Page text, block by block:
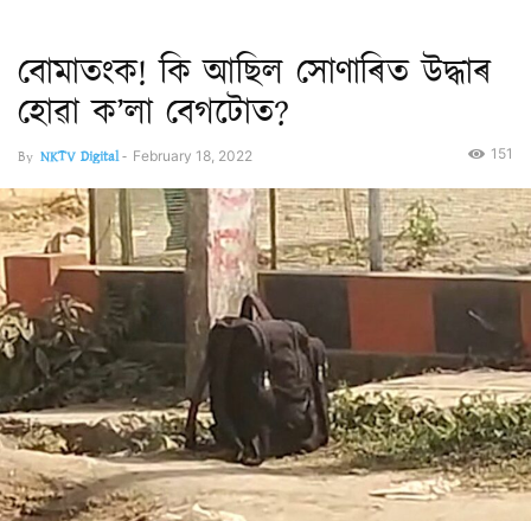
বোমাতংক! কি আছিল সোণাৰিত উদ্ধাৰ
হোৱা ক’লা বেগটোত?
By NKTV Digital- February 18, 2022 151